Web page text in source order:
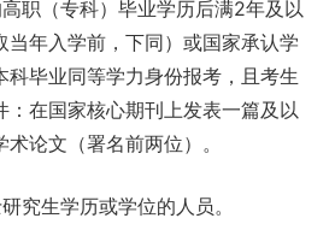
高职（专科）毕业学历后满2年及以
当年入学前，下同）或国家承认学
科毕业同等学力身份报考，且考生
：在国家核心期刊上发表一篇及以
论文（署名前两位）。
究生学历或学位的人员。